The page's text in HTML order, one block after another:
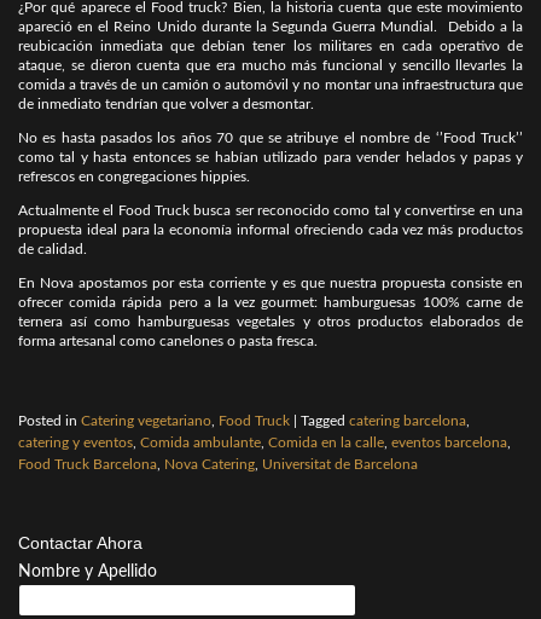
¿Por qué aparece el Food truck? Bien, la historia cuenta que este movimiento
apareció en el Reino Unido durante la Segunda Guerra Mundial. Debido a la
reubicación inmediata que debían tener los militares en cada operativo de
ataque, se dieron cuenta que era mucho más funcional y sencillo llevarles la
comida a través de un camión o automóvil y no montar una infraestructura que
de inmediato tendrían que volver a desmontar.
No es hasta pasados los años 70 que se atribuye el nombre de ‘’Food Truck’’
como tal y hasta entonces se habían utilizado para vender helados y papas y
refrescos en congregaciones hippies.
Actualmente el Food Truck busca ser reconocido como tal y convertirse en una
propuesta ideal para la economía informal ofreciendo cada vez más productos
de calidad.
En Nova apostamos por esta corriente y es que nuestra propuesta consiste en
ofrecer comida rápida pero a la vez gourmet: hamburguesas 100% carne de
ternera así como hamburguesas vegetales y otros productos elaborados de
forma artesanal como canelones o pasta fresca.
Posted in Catering vegetariano Food Truck Tagged catering barcelona
catering y eventos Comida ambulante Comida en la calle eventos barcelona
Food Truck Barcelona
Nova Catering Universitat de Barcelona
Contactar Ahora
Nombre y Apellido